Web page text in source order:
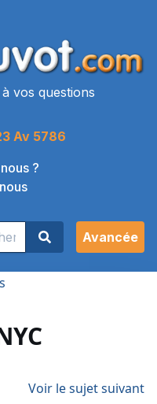
vos questions
Av 5786
?
Avancée
Voir le sujet suivant